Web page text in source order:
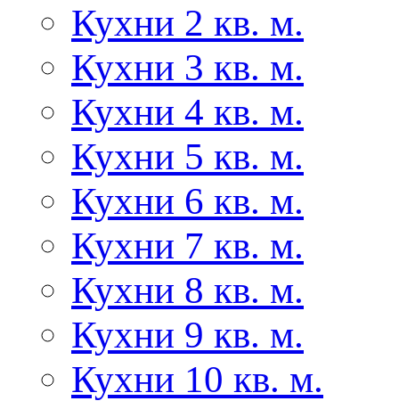
Кухни 2 кв. м.
Кухни 3 кв. м.
Кухни 4 кв. м.
Кухни 5 кв. м.
Кухни 6 кв. м.
Кухни 7 кв. м.
Кухни 8 кв. м.
Кухни 9 кв. м.
Кухни 10 кв. м.